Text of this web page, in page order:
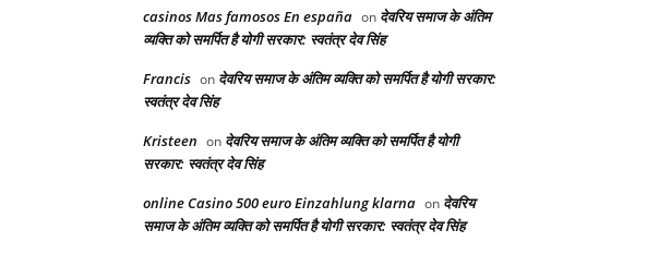
casinos Mas famosos En españa on देवरिय समाज के अंतिम
व्यक्ति को समर्पित है योगी सरकार: स्वतंत्र देव सिंह
Francis on देवरिय समाज के अंतिम व्यक्ति को समर्पित है योगी सरकार:
स्वतंत्र देव सिंह
Kristeen on देवरिय समाज के अंतिम व्यक्ति को समर्पित है योगी
सरकार: स्वतंत्र देव सिंह
online Casino 500 euro Einzahlung klarna on देवरिय
समाज के अंतिम व्यक्ति को समर्पित है योगी सरकार: स्वतंत्र देव सिंह